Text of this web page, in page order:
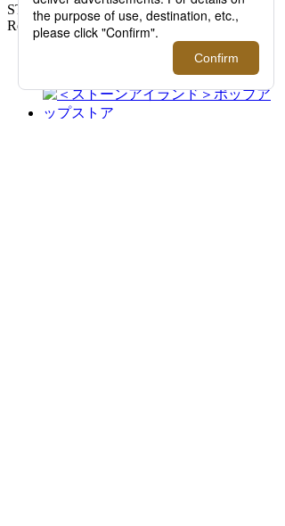
STONE ISLAND | NEW BALANCE
Reversible Cotton Ripstop Track Jacket